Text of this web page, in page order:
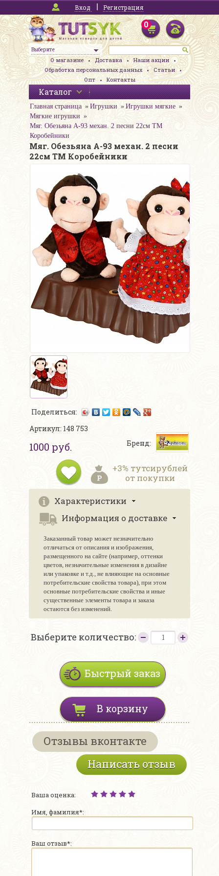
Вход Регистрация
Выберите
0
О магазине Доставка
Наши акции
Обработка персональных данных
Статьи
Опт
Контакты
Каталог
Главная страница Игрушки
Игрушки мягкие
Мягкие игрушки
Мяг. Обезьяна A-93 механ. 2 песни 22см ТМ
Коробейники
Мяг. Обезьяна A-93 механ. 2 песни
22см ТМ Коробейники
Поделиться:
Артикул: 148 753
1000 руб. Бренд:
+3% тутсирублей
от покупки
Характеристики
Информация о доставке
Заказанный товар может незначительно
отличаться от описания и изображения,
размещенного на сайте (например, оттенки
цветов, незначительные изменения в дизайне
или упаковке и т.д., не влияющие на основные
потребительские свойства товара), при этом
основные потребительские свойства и иные
существенные элементы товара и заказа
остаются без изменений.
Выберите количество:
Быстрый заказ
В корзину
Отзывы вконтакте
Написать отзыв
Ваша оценка:
Имя, фамилия*:
Ваш отзыв*: